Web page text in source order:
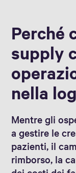
Perché
supply
nella
Mentre gli
a gestire le
pazienti, il
rimborso, la